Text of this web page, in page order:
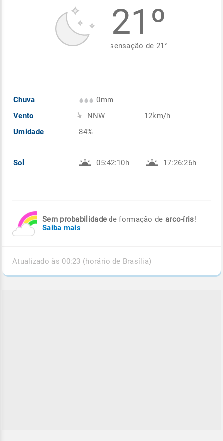
21º
sensação de 21°
Chuva
Vento
Umidade
0mm
NNW
84%
12km/h
Sol 05:42:10h 17:26:26h
Sem probabilidade de formação de arco-íris!
Saiba mais
Atualizado às 00:23 (horário de Brasília)